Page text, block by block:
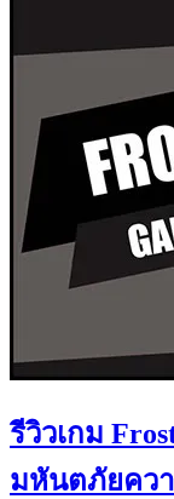
รีวิวเกม
มหันตภัยคว